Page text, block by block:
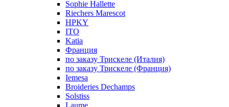
Sophie Hallette
Riechers Marescot
HPKY
ITO
Katia
Франция
по заказу Трискеле (Италия)
по заказу Трискеле (Франция)
Iemesa
Broideries Dechamps
Solstiss
Laume